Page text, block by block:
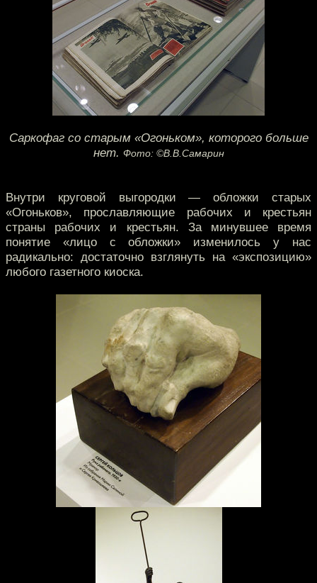
Саркофаг со старым «Огоньком», которого больше
нет. Фото: ©В.В.Самарин
Внутри круговой выгородки — обложки старых
«Огоньков», прославляющие рабочих и крестьян
страны рабочих и крестьян. За минувшее время
понятие «лицо с обложки» изменилось у нас
радикально: достаточно взглянуть на «экспозицию»
любого газетного киоска.